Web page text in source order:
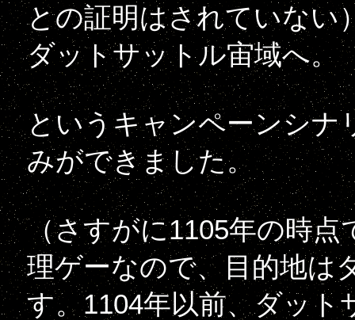
との証明はされていない
ダットサットル宙域へ。
というキャンペーンシナ
みができました。
（さすがに1105年の時
理ゲーなので、目的地は
す。1104年以前、ダッ